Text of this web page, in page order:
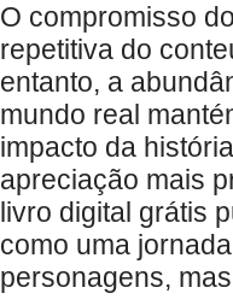
O compromisso
repetitiva do
entanto, a
mundo real
impacto da
apreciação mais
livro digital grátis
como uma
personagens,